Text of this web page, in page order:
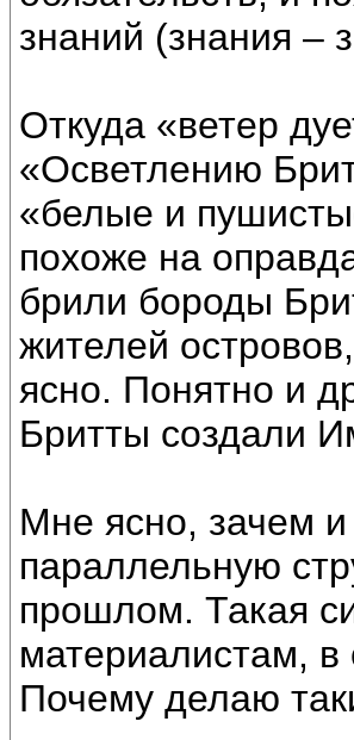
знаний (знания –
Откуда «ветер
«Осветлению
«белые и
похоже на
брили бороды
жителей
ясно. Понятно и
Бритты создали
Мне ясно, зачем и
параллельную
прошлом. Такая
материалистам, в
Почему делаю